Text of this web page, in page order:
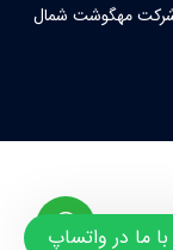
شرکت مهگوشت شمال
با ما در واتساپ